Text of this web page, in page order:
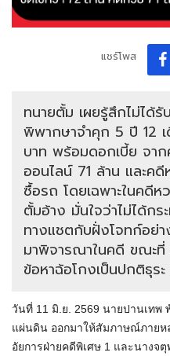
แชร์โพส
ทนายตั้ม เผยรู้สึกไม่ได้
พิพากษาจำคุก 5 ปี 12
บาท พร้อมดอกเบี้ย จา
ออนไลน์ 71 ล้าน และค
ซื้อรถ โดยเฉพาะในคดี
ตั้มอ้าง มั่นใจว่าไม่ได้กร
ทางแชตกับฝั่งโจทก์อย่า
มาพิจารณาในคดี ขณะที่
ข้อหาฉ้อโกงเป็นปกติธุร
วันที่ 11 มิ.ย. 2569 นายปานเทพ
แผ่นดิน ออกมาให้สัมภาษณ์ภาย
อัยการฝ่ายคดีพิเศษ 1 และนางจ